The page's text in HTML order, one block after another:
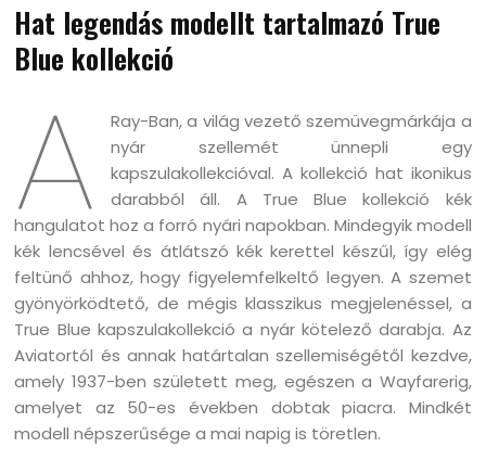
Hat legendás modellt tartalmazó True
Blue kollekció
A
Ray-Ban, a világ vezető szemüvegmárkája a
nyár szellemét ünnepli egy
kapszulakollekcióval. A kollekció hat ikonikus
darabból áll. A True Blue kollekció kék
hangulatot hoz a forró nyári napokban. Mindegyik modell
kék lencsével és átlátszó kék kerettel készűl, így elég
feltünő ahhoz, hogy figyelemfelkeltő legyen. A szemet
gyönyörködtető, de mégis klasszikus megjelenéssel, a
True Blue kapszulakollekció a nyár kötelező darabja. Az
Aviatortól és annak határtalan szellemiségétől kezdve,
amely 1937-ben született meg, egészen a Wayfarerig,
amelyet az 50-es években dobtak piacra. Mindkét
modell népszerűsége a mai napig is töretlen.